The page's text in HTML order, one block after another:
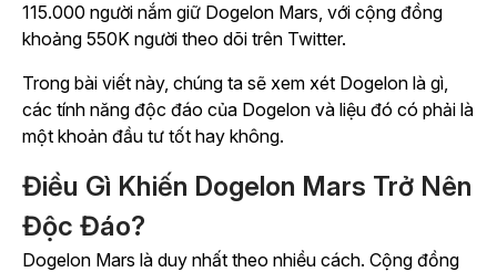
115.000 người nắm giữ Dogelon Mars, với cộng đồng
khoảng 550K người theo dõi trên Twitter.
Trong bài viết này, chúng ta sẽ xem xét Dogelon là gì,
các tính năng độc đáo của Dogelon và liệu đó có phải là
một khoản đầu tư tốt hay không.
Điều Gì Khiến Dogelon Mars Trở Nên
Độc Đáo?
Dogelon Mars là duy nhất theo nhiều cách. Cộng đồng